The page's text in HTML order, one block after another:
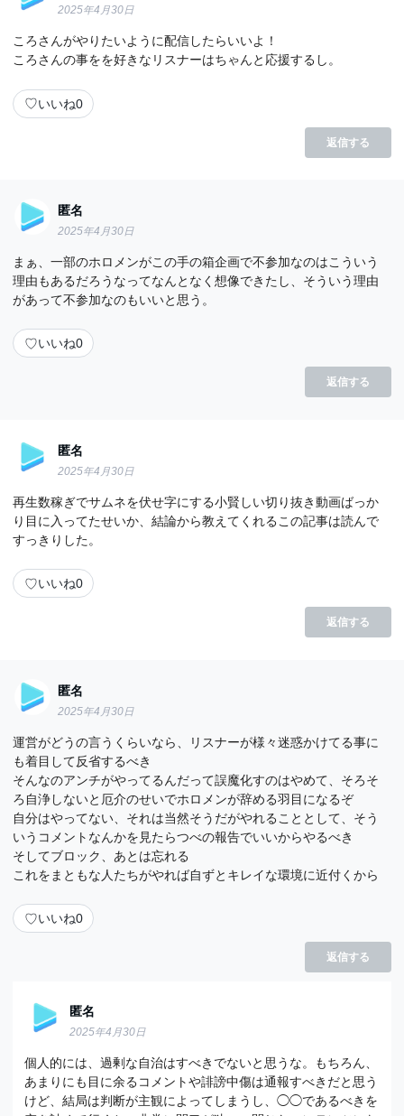
2025年4月30日
ころさんがやりたいように配信したらいいよ！
ころさんの事をを好きなリスナーはちゃんと応援するし。
♡いいね0
返信する
匿名
2025年4月30日
まぁ、一部のホロメンがこの手の箱企画で不参加なのはこういう
理由もあるだろうなってなんとなく想像できたし、そういう理由
があって不参加なのもいいと思う。
♡いいね0
返信する
匿名
2025年4月30日
再生数稼ぎでサムネを伏せ字にする小賢しい切り抜き動画ばっか
り目に入ってたせいか、結論から教えてくれるこの記事は読んで
すっきりした。
♡いいね0
返信する
匿名
2025年4月30日
運営がどうの言うくらいなら、リスナーが様々迷惑かけてる事に
も着目して反省するべき
そんなのアンチがやってるんだって誤魔化すのはやめて、そろそ
ろ自浄しないと厄介のせいでホロメンが辞める羽目になるぞ
自分はやってない、それは当然そうだがやれることとして、そう
いうコメントなんかを見たらつべの報告でいいからやるべき
そしてブロック、あとは忘れる
これをまともな人たちがやれば自ずとキレイな環境に近付くから
♡いいね0
返信する
匿名
2025年4月30日
個人的には、過剰な自治はすべきでないと思うな。もちろん、
あまりにも目に余るコメントや誹謗中傷は通報すべきだと思う
けど、結局は判断が主観によってしまうし、◯◯であるべきを